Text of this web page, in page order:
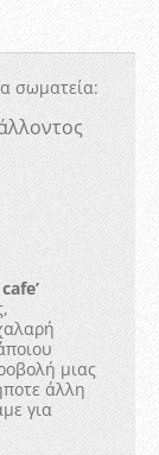
σωματεία:
cafe’
μιας
άλλη
για